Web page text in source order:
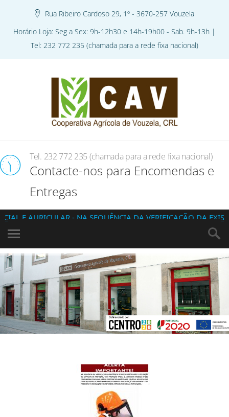
Rua Ribeiro Cardoso 29, 1º - 3670-257 Vouzela
Horário Loja: Seg a Sex: 9h-12h30 e 14h-19h00 - Sab. 9h-13h |
Tel: 232 772 235 (chamada para a rede fixa nacional)
Tel. 232 772 235 (chamada para a rede fixa nacional)
Contacte-nos para Encomendas e
Entregas
- NA SEQUÊNCIA DA VERIFICAÇÃO DA EXISTÊNCIA